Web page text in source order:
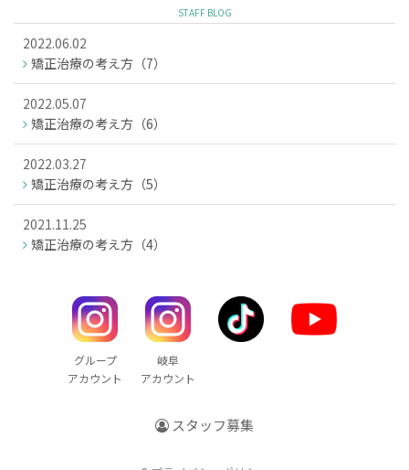
STAFF BLOG
2022.06.02
矯正治療の考え方（7）
2022.05.07
矯正治療の考え方（6）
2022.03.27
矯正治療の考え方（5）
2021.11.25
矯正治療の考え方（4）
グループ
アカウント
岐阜
アカウント
スタッフ募集